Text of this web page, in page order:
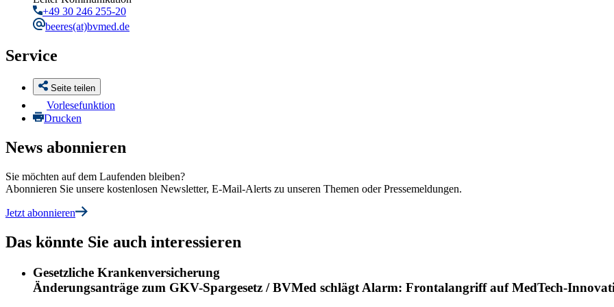
+49 30 246 255-20
beeres(at)bvmed.de
Service
Seite teilen
Vorlesefunktion
Drucken
News abonnieren
Sie möchten auf dem Laufenden bleiben?
Abonnieren Sie unsere kostenlosen Newsletter, E-Mail-Alerts zu unseren Themen oder Pressemeldungen.
Jetzt abonnieren
Das könnte Sie auch interessieren
Gesetzliche Krankenversicherung
Änderungsanträge zum GKV-Spargesetz / BVMed schlägt Alarm: Frontalangriff auf MedTech-